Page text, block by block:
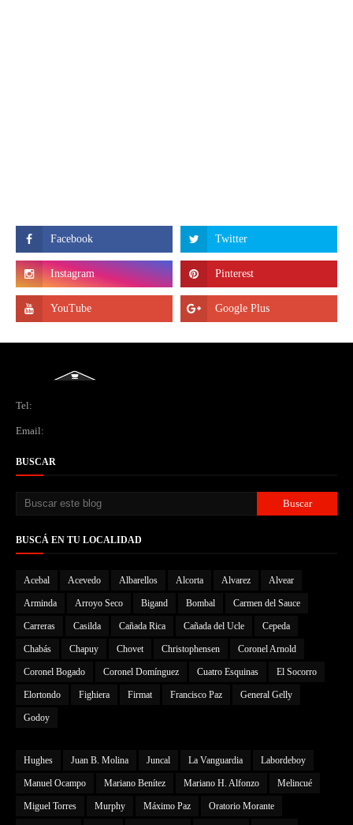
Tel:
Email:
BUSCAR
BUSCÁ EN TU LOCALIDAD
Acebal Acevedo Albarellos Alcorta Alvarez Alvear
Arminda Arroyo Seco Bigand Bombal Carmen del Sauce
Carreras Casilda Cañada Rica Cañada del Ucle Cepeda
Chabás Chapuy Chovet Christophensen Coronel Arnold
Coronel Bogado Coronel Domínguez Cuatro Esquinas El Socorro
Elortondo Fighiera Firmat Francisco Paz General Gelly
Godoy
Hughes Juan B. Molina Juncal La Vanguardia Labordeboy
Manuel Ocampo Mariano Benítez Mariano H. Alfonzo Melincué
Miguel Torres Murphy Máximo Paz Oratorio Morante